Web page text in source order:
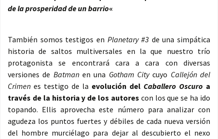
de la prosperidad de un barrio«
También somos testigos en Planetary #3 de una simpática
historia de saltos multiversales en la que nuestro trío
protagonista se encontrará cara a cara con diversas
versiones de Batmanen una Gotham Citycuyo Callejón del
Crimen es testigo de la evolución del Caballero Oscuro a
través de la historia y de los autores con los que se ha ido
topando. Ellis aprovecha este número para analizar con
agudeza los puntos fuertes y débiles de cada nueva versión
del hombre murciélago para dejar al descubierto el nexo